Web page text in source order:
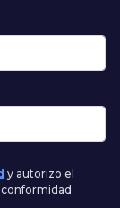
y autorizo el